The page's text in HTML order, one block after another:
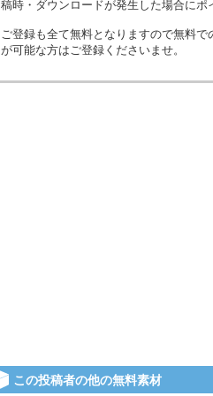
稿時・ダウンロードが発生した場合にポ
ご登録も全て無料となりますので無料
が可能な方はご登録くださいませ。
この投稿者の他の無料素材